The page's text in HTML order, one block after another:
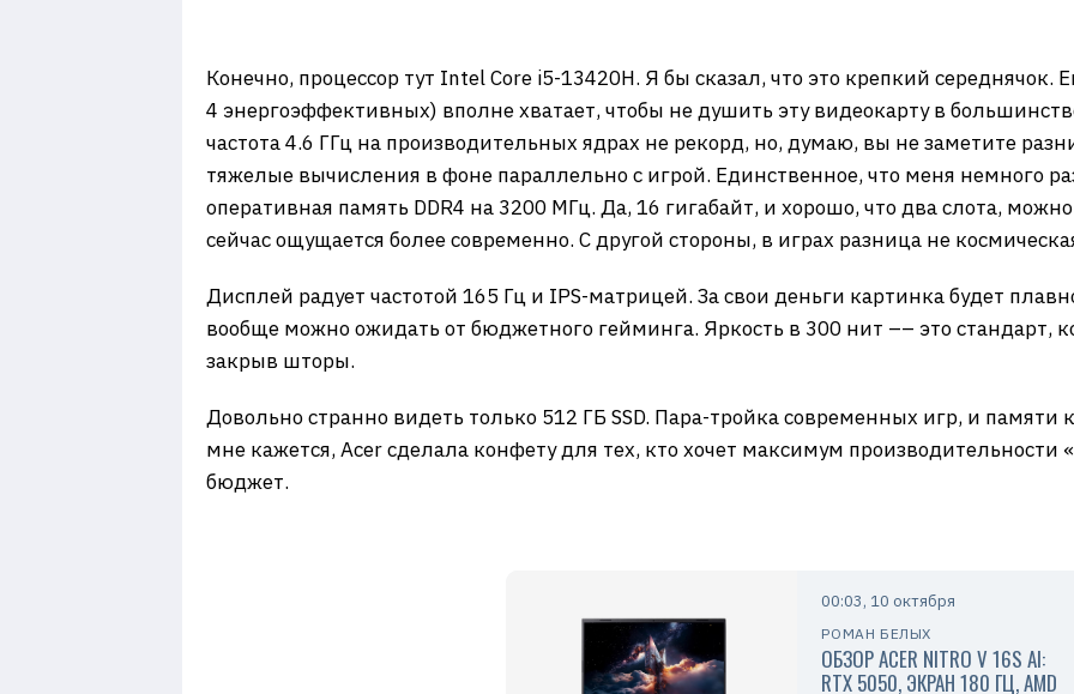
Конечно, процессор тут Intel Core i5-13420H. Я бы сказал, что это крепкий середнячок.
4 энергоэффективных) вполне хватает, чтобы не душить эту видеокарту в
частота 4.6 ГГц на производительных ядрах не рекорд, но, думаю, вы не заметите
тяжелые вычисления в фоне параллельно с игрой. Единственное, что меня немного
оперативная память DDR4 на 3200 МГц. Да, 16 гигабайт, и хорошо, что два слота,
сейчас ощущается более современно. С другой стороны, в играх разница не
Дисплей радует частотой 165 Гц и IPS-матрицей. За свои деньги картинка будет
вообще можно ожидать от бюджетного гейминга. Яркость в 300 нит –– это стандарт,
закрыв шторы.
Довольно странно видеть только 512 ГБ SSD. Пара-тройка современных игр, и памяти
мне кажется, Acer сделала конфету для тех, кто хочет максимум производительности
бюджет.
00:03, 10 октября
РОМАН БЕЛЫХ
ОБЗОР ACER NITRO V 16S AI:
RTX 5050, ЭКРАН 180 ГЦ, AMD